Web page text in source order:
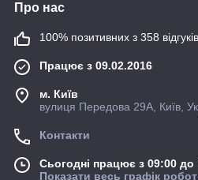
Про нас
100% позитивних з 358
Працює з 09.02.2016
м. Київ
вулиця Передова 29А, Київ,
Контакти
Сьогодні працює з 09:00 до
Показати весь графік